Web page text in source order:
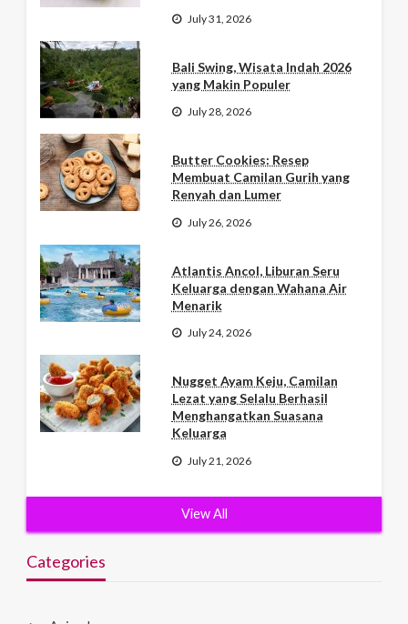
July 31, 2026
Bali Swing, Wisata Indah 2026
yang Makin Populer
July 28, 2026
Butter Cookies: Resep
Membuat Camilan Gurih yang
Renyah dan Lumer
July 26, 2026
Atlantis Ancol, Liburan Seru
Keluarga dengan Wahana Air
Menarik
July 24, 2026
Nugget Ayam Keju, Camilan
Lezat yang Selalu Berhasil
Menghangatkan Suasana
Keluarga
July 21, 2026
View All
Categories